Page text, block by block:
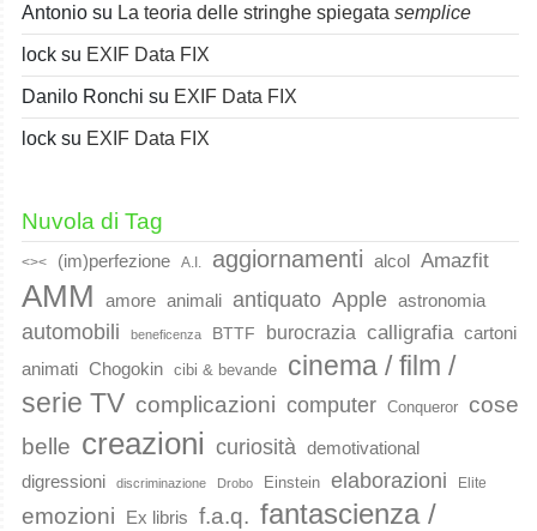
Antonio su La teoria delle stringhe spiegata semplice
lock su EXIF Data FIX
Danilo Ronchi su EXIF Data FIX
lock su EXIF Data FIX
Nuvola di Tag
<>< (im)perfezione A.I. aggiornamenti alcol Amazfit
AMM amore animali antiquato Apple astronomia
automobili beneficenza BTTF burocrazia calligrafia cartoni
animati Chogokin cibi & bevande
cinema / film /
serie TV complicazioni computer Conqueror
cose
belle creazioni curiosità demotivational
digressioni
discriminazione Drobo Einstein elaborazioni Elite
emozioni Ex libris f.a.q. fantascienza /